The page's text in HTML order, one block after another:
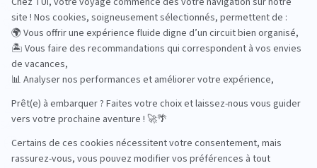
Road Trips
Safari
Sénior